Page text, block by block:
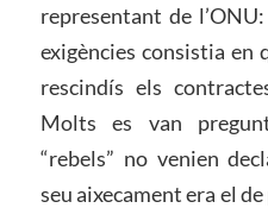
representant de
exigències consistia en
rescindís els
Molts es van
“rebels” no venien
seu aixecament era el